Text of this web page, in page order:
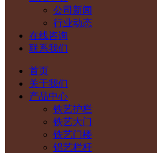
公司新闻
行业动态
在线咨询
联系我们
首页
关于我们
产品中心
铁艺护栏
铁艺大门
铁艺门楼
铝艺栏杆